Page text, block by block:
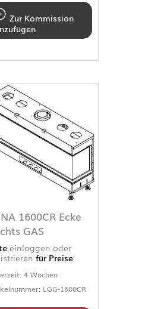
Zur Kommission
1600CR Ecke
GAS
einloggen oder
für Preise
4 Wochen
LGG-1600CR